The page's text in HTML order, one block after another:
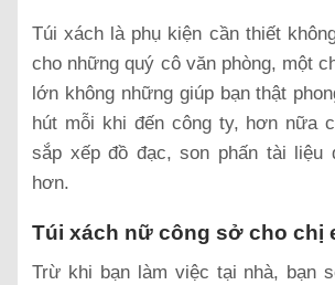
Túi xách là phụ kiện cần thiết
cho những quý cô văn phòng, một
lớn không những giúp bạn thật
hút mỗi khi đến công ty, hơn nữa
sắp xếp đồ đạc, son phấn tài liệu
hơn.
Túi xách nữ công sở cho chị
Trừ khi bạn làm việc tại nhà, bạn